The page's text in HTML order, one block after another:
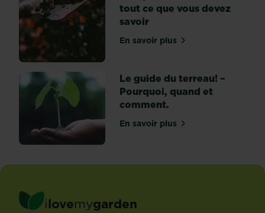
tout ce que vous devez
savoir
En savoir plussur Comprendre le
Le guide du terreau! –
Pourquoi, quand et
comment.
En savoir plussur Le guide du terreau!
ilovemygarden